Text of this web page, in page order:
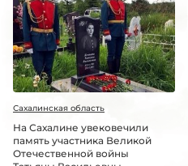
Сахалинская область
На Сахалине увековечили
память участника Великой
Отечественной войны